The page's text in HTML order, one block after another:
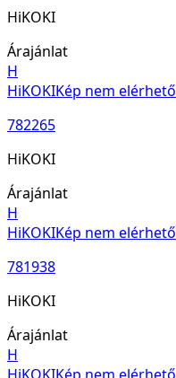
HiKOKI
Árajánlat
H
HiKOKIKép nem elérhető
782265
HiKOKI
Árajánlat
H
HiKOKIKép nem elérhető
781938
HiKOKI
Árajánlat
H
HiKOKIKép nem elérhető